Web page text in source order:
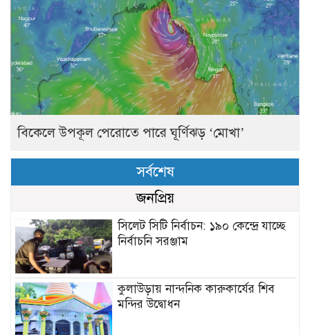
বিকেলে উপকূল পেরোতে পারে ঘূর্ণিঝড় ‘মোখা’
সর্বশেষ
জনপ্রিয়
সিলেট সিটি নির্বাচন: ১৯০ কেন্দ্রে যাচ্ছে
নির্বাচনি সরঞ্জাম
কুলাউড়ায় নান্দনিক কারুকার্যের শিব
মন্দির উদ্বোধন